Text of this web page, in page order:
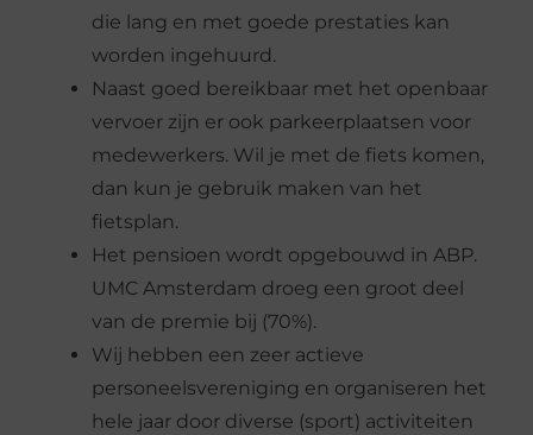
die lang en met goede prestaties kan
worden ingehuurd.
Naast goed bereikbaar met het openbaar
vervoer zijn er ook parkeerplaatsen voor
medewerkers. Wil je met de fiets komen,
dan kun je gebruik maken van het
fietsplan.
Het pensioen wordt opgebouwd in ABP.
UMC Amsterdam droeg een groot deel
van de premie bij (70%).
Wij hebben een zeer actieve
personeelsvereniging en organiseren het
hele jaar door diverse (sport) activiteiten